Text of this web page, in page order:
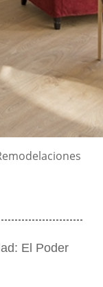
El Poder